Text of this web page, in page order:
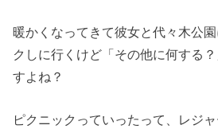
暖かくなってきて彼女と代々木公
クしに行くけど「その他に何する
すよね？
ピクニックっていったって、レジ